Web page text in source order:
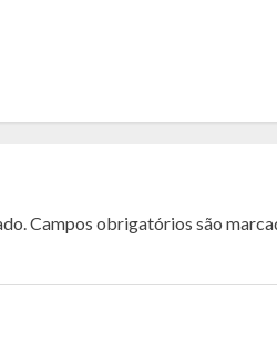
Campos obrigatórios são